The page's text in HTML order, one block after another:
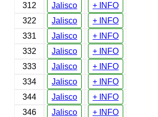
312
Jalisco
+ INFO
322
Jalisco
+ INFO
331
Jalisco
+ INFO
332
Jalisco
+ INFO
333
Jalisco
+ INFO
334
Jalisco
+ INFO
344
Jalisco
+ INFO
346
Jalisco
+ INFO